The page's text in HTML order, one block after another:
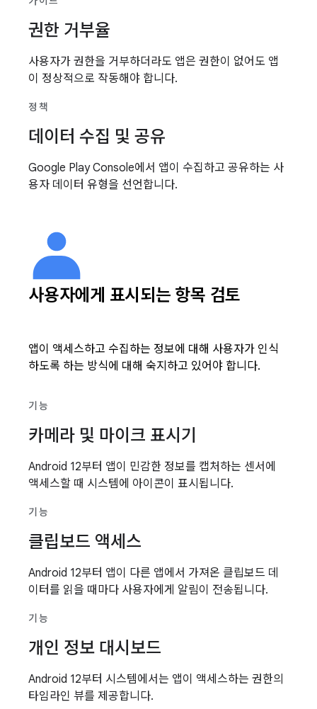
권한 거부율
사용자가 권한을 거부하더라도 앱은 권한이 없어도 앱
이 정상적으로 작동해야 합니다.
정책
데이터 수집 및 공유
Google Play Console에서 앱이 수집하고 공유하는 사
용자 데이터 유형을 선언합니다.
사용자에게 표시되는 항목 검토
앱이 액세스하고 수집하는 정보에 대해 사용자가 인식
하도록 하는 방식에 대해 숙지하고 있어야 합니다.
기능
카메라 및 마이크 표시기
Android 12부터 앱이 민감한 정보를 캡처하는 센서에
액세스할 때 시스템에 아이콘이 표시됩니다.
기능
클립보드 액세스
Android 12부터 앱이 다른 앱에서 가져온 클립보드 데
이터를 읽을 때마다 사용자에게 알림이 전송됩니다.
기능
개인 정보 대시보드
Android 12부터 시스템에서는 앱이 액세스하는 권한의
타임라인 뷰를 제공합니다.